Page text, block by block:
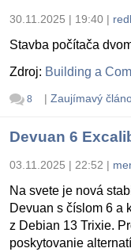
30.11.2025 | 19:40 |
Stavba počítača
Zdroj: Building a
8 | Zaujímavý
Devuan 6
03.11.2025 | 22:52 |
Na svete je nová
Devuan s číslom 6 a
z Debian 13 Trixie.
poskytovanie